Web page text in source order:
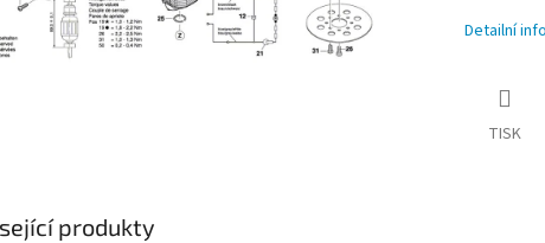
Detailní
TISK
produkty